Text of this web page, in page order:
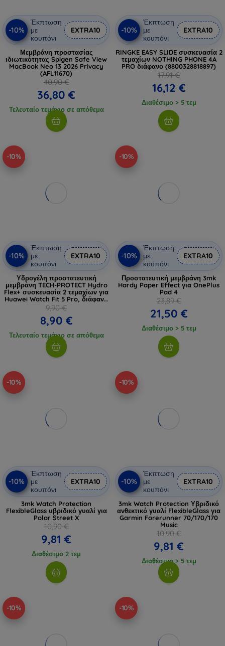
-10%
Έκπτωση
με
κουπόνι
EXTRA10
Μεμβράνη προστασίας
ιδιωτικότητας Spigen Safe View
MacBook Neo 13 2026 Privacy
(AFL11670)
40,90 €
36,80 €
Τελευταίο τεμάχιο σε απόθεμα
-10%
Έκπτωση
με
κουπόνι
EXTRA10
RINGKE EASY SLIDE συσκευασία 2
τεμαχίων NOTHING PHONE 4A
PRO διάφανο (8800328818897)
17,91 €
16,12 €
Διαθέσιμο > 5 τεμ
-10%
-10%
Έκπτωση
με
κουπόνι
EXTRA10
Υδρογέλη προστατευτική
μεμβράνη TECH-PROTECT Hydro
Flex+ συσκευασία 2 τεμαχίων για
Huawei Watch Fit 5 Pro, διάφανη
(5906302323852)
9,90 €
8,90 €
Τελευταίο τεμάχιο σε απόθεμα
-10%
-10%
Έκπτωση
με
κουπόνι
EXTRA10
Προστατευτική μεμβράνη 3mk
Hardy Paper Effect για OnePlus
Pad 4
23,89 €
21,50 €
Διαθέσιμο > 5 τεμ
-10%
-10%
Έκπτωση
με
κουπόνι
EXTRA10
3mk Watch Protection
FlexibleGlass υβριδικό γυαλί για
Polar Street X
10,90 €
9,81 €
Διαθέσιμο 2 τεμ
-10%
-10%
Έκπτωση
με
κουπόνι
EXTRA10
3mk Watch Protection Υβριδικό
ανθεκτικό γυαλί FlexibleGlass για
Garmin Forerunner 70/170/170
Music
10,90 €
9,81 €
Διαθέσιμο > 5 τεμ
-10% -10%